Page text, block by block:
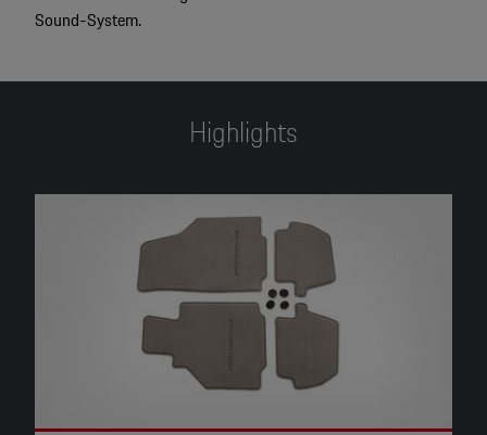
Sound-System.
Highlights